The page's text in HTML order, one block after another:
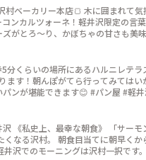
ベーカリー本店🍞 木に囲まれて気
ンカルツォーネ！軽井沢限定の言
がとろ〜り、かぼちゃの甘さも美
買いたくなりましたが新宿に帰っ
ン沢村 #本店 #旧軽井沢 #緑がきれ
ことりっぷ
分くらいの場所にあるハルニレテ
朝んぽがてら行ってみてはいかがでしょ
り、川のせせらぎに癒されながら、美
サーモンマリネのオープンサンド」 雰囲
なる沢村。 朝食目当てに朝早くか
沢でのモーニングは沢村一択です